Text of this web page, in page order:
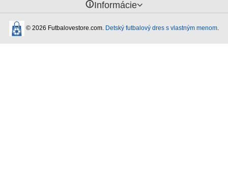
󰈢Informácie
© 2026 Futbalovestore.com. Detský futbalový dres s vlastným menom.